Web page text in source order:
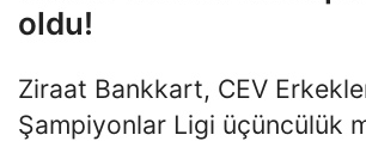
oldu!
Ziraat Bankkart, CEV
Şampiyonlar Ligi üçüncülük